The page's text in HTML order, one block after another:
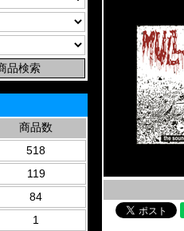
商品数
518
119
84
1